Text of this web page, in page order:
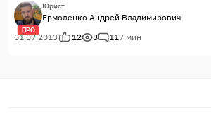
округа рассмотрено дело № А11-8361/
переквалификации договоров из
правовых в трудовые.
ПРО
Юрист
Ермоленко Андрей Владимирович
01.07.2013
12 8 117 мин